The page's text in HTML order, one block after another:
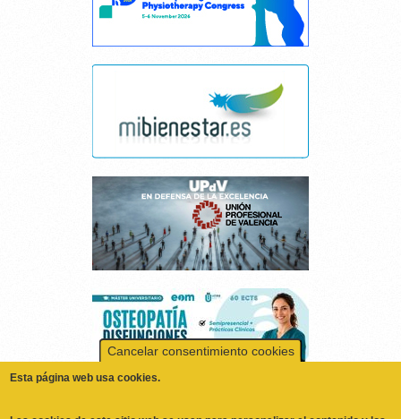
Cancelar consentimiento cookies
Esta página web usa cookies.
Las cookies de este sitio web se usan para personalizar el contenido y los